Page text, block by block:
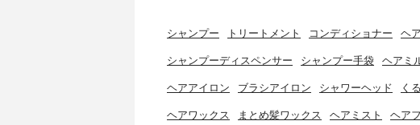
シャンプー トリートメント コンディショナー ヘ
シャンプーディスペンサー シャンプー手袋 ヘアミ
ヘアアイロン ブラシアイロン シャワーヘッド く
ヘアワックス まとめ髪ワックス ヘアミスト ヘア